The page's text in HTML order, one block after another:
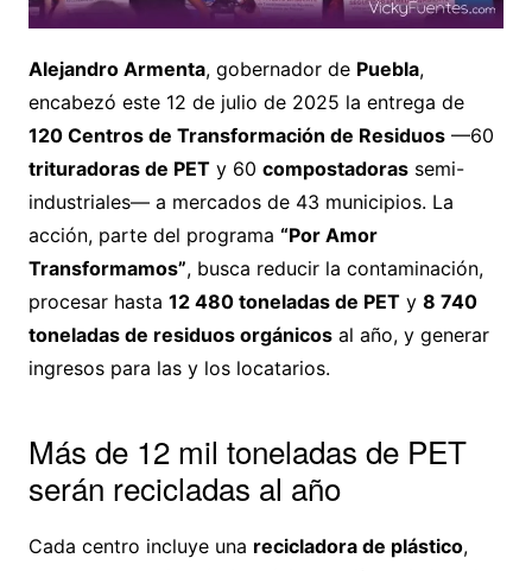
Alejandro Armenta, gobernador de Puebla,
encabezó este 12 de julio de 2025 la entrega de
120 Centros de Transformación de Residuos—60
trituradoras de PETy 60 compostadorassemi-
industriales— a mercados de 43 municipios. La
acción, parte del programa “Por Amor
Transformamos”, busca reducir la contaminación,
procesar hasta 12 480 toneladas de PETy 8 740
toneladas de residuos orgánicosal año, y generar
ingresos para las y los locatarios.
Más de 12 mil toneladas de PET
serán recicladas al año
Cada centro incluye una recicladora de plástico,